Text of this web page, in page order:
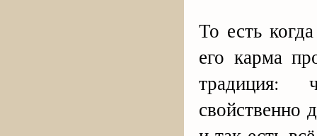
То есть
его карма
традиция:
свойственно